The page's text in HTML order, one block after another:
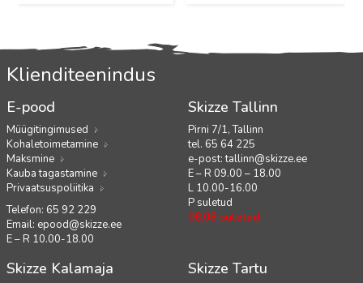
Klienditeenindus
E-pood
Müügitingimused
Kohaletoimetamine
Maksmine
Kauba tagastamine
Privaatsuspoliitika
Telefon: 65 92 229
Email: epood@skizze.ee
E – R 10.00-18.00
Skizze Tallinn
Pirni 7/1, Tallinn
tel. 65 64 225
e-post:tallinn@skizze.ee
E – R 09.00 – 18.00
L 10.00-16.00
P suletud
08.08 suletud
Skizze Kalamaja Skizze Tartu